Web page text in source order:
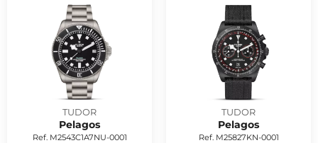
TUDOR
Pelagos
Ref. M2543C1A7NU-0001
TUDOR
Pelagos
Ref. M25827KN-0001